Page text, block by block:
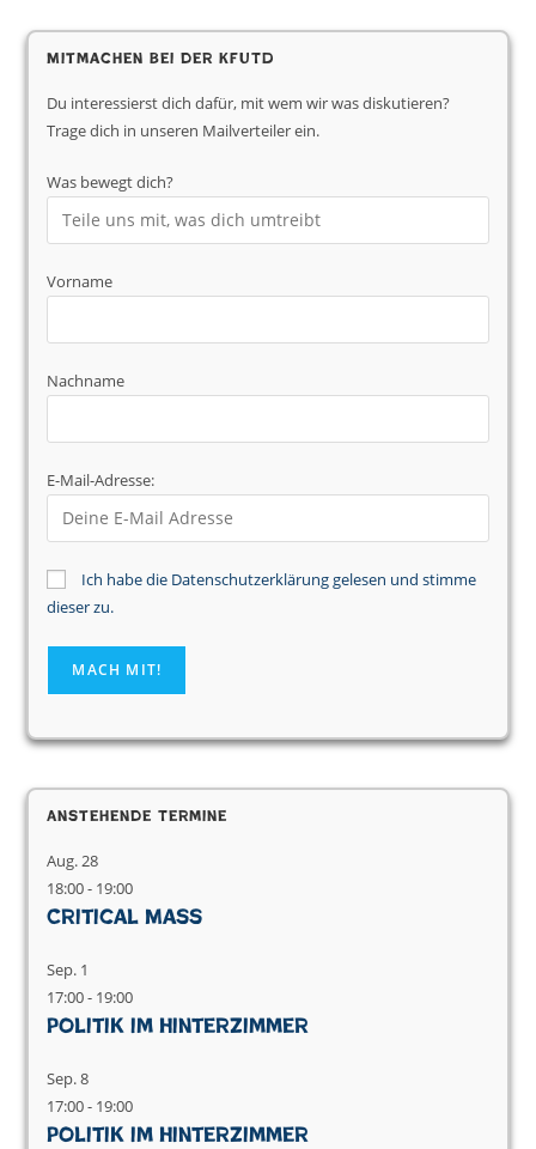
Mitmachen bei der KfUTD
Du interessierst dich dafür, mit wem wir was diskutieren?
Trage dich in unseren Mailverteiler ein.
Was bewegt dich?
Vorname
Nachname
E-Mail-Adresse:
Ich habe die Datenschutzerklärung gelesen und stimme
dieser zu.
Anstehende Termine
Aug.28
18:00- 19:00
Critical Mass
Sep. 1
17:00- 19:00
Politik im Hinterzimmer
Sep.8
17:00- 19:00
Politik im Hinterzimmer